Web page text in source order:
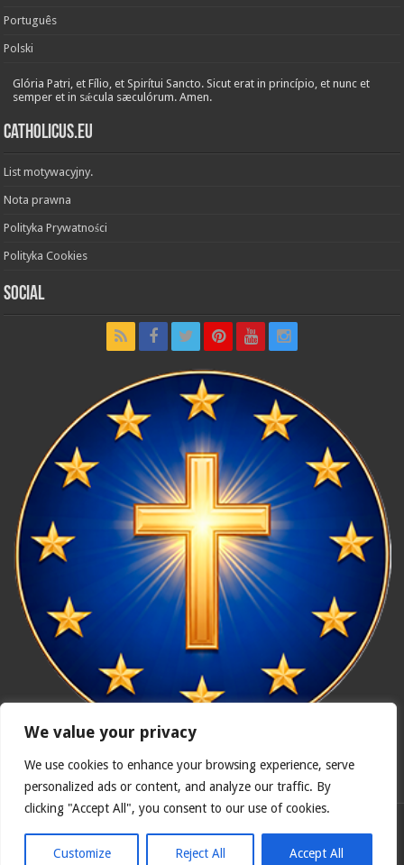
We value your privacy
We use cookies to enhance your browsing experience, serve
personalized ads or content, and analyze our traffic. By
clicking "Accept All", you consent to our use of cookies.
Customize Reject All Accept All
Português
Polski
Glória Patri, et Fílio, et Spirítui Sancto. Sicut erat in princípio, et nunc et
semper et in sǽcula sæculórum. Amen.
Catholicus.eu
List motywacyjny.
Nota prawna
Polityka Prywatności
Polityka Cookies
Social
In nómine Patris, et Fílii, et Spíritus Sancti. Amen.